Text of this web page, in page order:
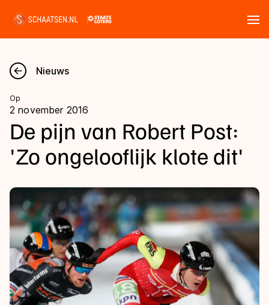
Nieuws
Kalender
Disciplines
Langebaan
Shorttrack
Inlineskaten
Kunstschaatsen
Schoonrijden
Uitslagen
Langebaan
Shorttrack
Marathon
Inlineskaten
Tijden & historie
Ranglijsten Langebaan
Persoonlijke records & tijden
De weg op
Inschrijven wedstrijden
Nieuws
Op
2 november 2016
De pijn van Robert Post:
'Zo ongelooflijk klote dit'